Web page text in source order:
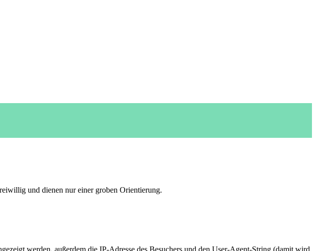
und dienen nur einer groben Orientierung.
werden, außerdem die IP-Adresse des Besuchers und den User-Agent-String (damit wird